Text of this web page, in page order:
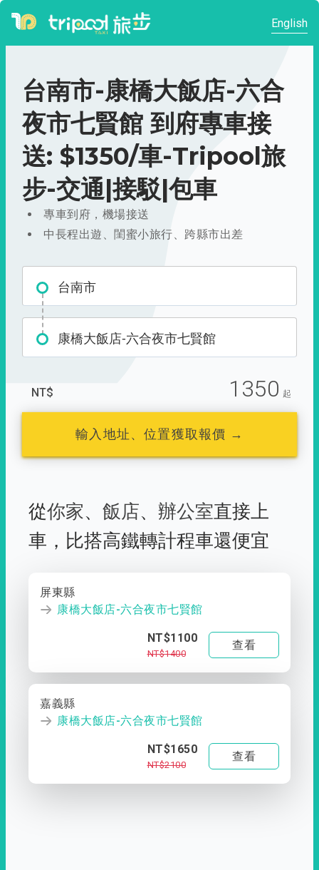
English
台南市-康橋大飯店-六合
夜市七賢館 到府專車接
送: $1350/車-Tripool旅
步-交通|接駁|包車
專車到府，機場接送
中長程出遊、閨蜜小旅行、跨縣市出差
台南市
康橋大飯店-六合夜市七賢館
NT$ 1350 起
輸入地址、位置獲取報價 →
從你家、 飯店、 辦公室直接上
車， 比搭高鐵轉計程車還便宜
屏東縣
康橋大飯店-六合夜市七賢館
NT$1100
NT$1400
查看
嘉義縣
康橋大飯店-六合夜市七賢館
NT$1650
NT$2100
查看